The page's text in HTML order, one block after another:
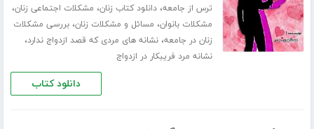
ترس از جامعه،دانلود کتاب زنان، مشکلات اجتماعی زنان،
مشکلات بانوان، مسائل و مشکلات زنان،بررسی مشکلات
زنان در جامعه،نشانه های مردی که قصد ازدواج ندارد،
نشانه مرد فریبکار در ازدواج
دانلود کتاب